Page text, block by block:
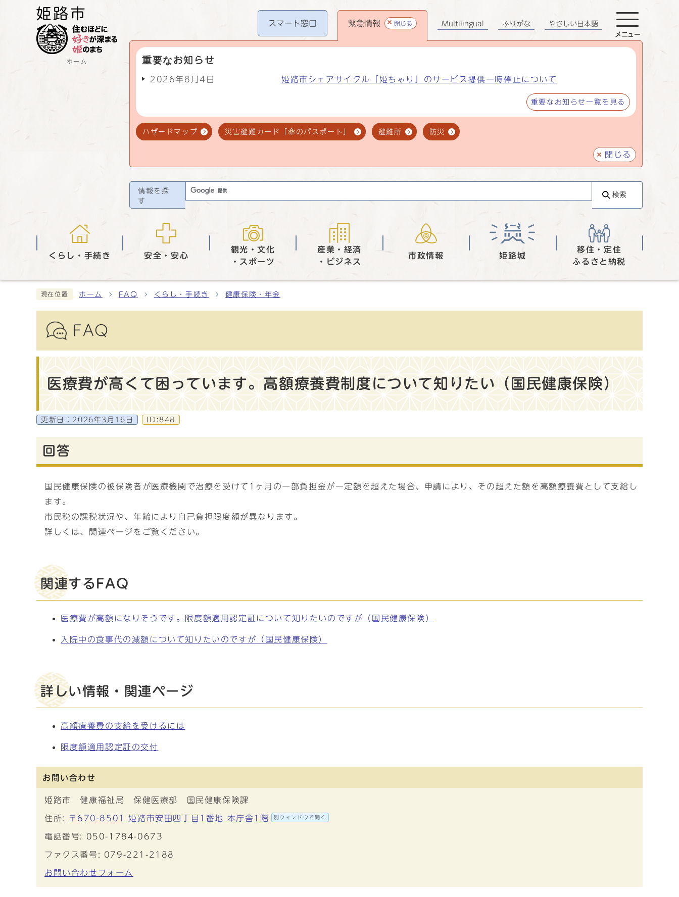
ホーム
スマート窓口 緊急情報 閉じる
重要なお知らせ
2026年8月4日 姫路市シェアサイクル「姫ちゃり」のサービス提供一時停止について
重要なお知らせ一覧を見る
ハザードマップ 災害避難カード「命のパスポート」 避難所 防災
閉じる
Multilingual ふりがな やさしい日本語
メニュー
情報を探
す
検索
くらし・手続き 安全・安心
観光・文化
・スポーツ
産業・経済
・ビジネス
市政情報 姫路城
移住・定住
ふるさと納税
現在位置 ホーム FAQ くらし・手続き 健康保険・年金
FAQ
医療費が高くて困っています。高額療養費制度について知りたい（国民健康保険）
更新日： 2026年3月16日 ID:848
回答
国民健康保険の被保険者が医療機関で治療を受けて1ヶ月の一部負担金が一定額を超えた場合、申請により、その超えた額を高額療養費として支給し
ます。
市民税の課税状況や、年齢により自己負担限度額が異なります。
詳しくは、関連ページをご覧ください。
関連するFAQ
医療費が高額になりそうです。限度額適用認定証について知りたいのですが（国民健康保険）
入院中の食事代の減額について知りたいのですが（国民健康保険）
詳しい情報・関連ページ
高額療養費の支給を受けるには
限度額適用認定証の交付
お問い合わせ
姫路市 健康福祉局 保健医療部 国民健康保険課
住所: 〒670-8501 姫路市安田四丁目1番地 本庁舎1階 別ウィンドウで開く
電話番号: 050-1784-0673
ファクス番号: 079-221-2188
お問い合わせフォーム